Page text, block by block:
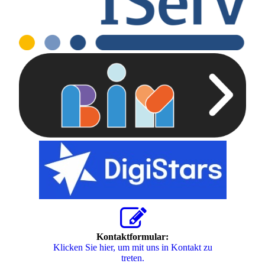
Kontaktformular:
Klicken Sie hier, um mit uns in Kontakt zu
treten.